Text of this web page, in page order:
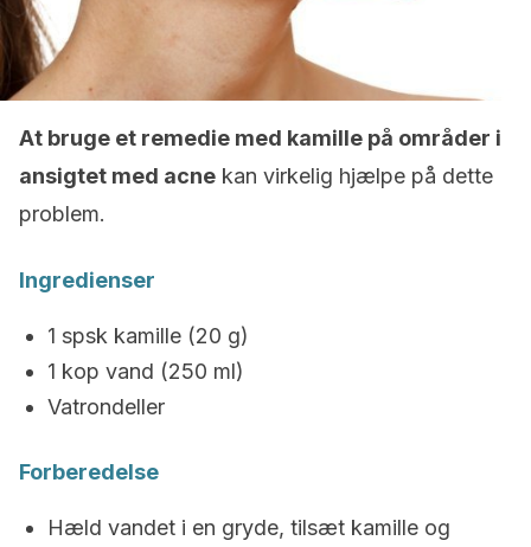
At bruge et remedie med kamille på områder i
ansigtet med acne kan virkelig hjælpe på dette
problem.
Ingredienser
1 spsk kamille (20 g)
1 kop vand (250 ml)
Vatrondeller
Forberedelse
Hæld vandet i en gryde, tilsæt kamille og